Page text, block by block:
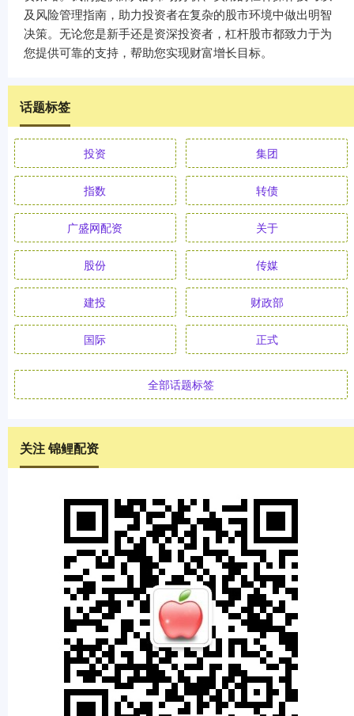
及风险管理指南，助力投资者在复杂的股市环境中做出明智
决策。无论您是新手还是资深投资者，杠杆股市都致力于为
您提供可靠的支持，帮助您实现财富增长目标。
话题标签
投资 集团
指数 转债
广盛网配资 关于
股份 传媒
建投 财政部
国际 正式
全部话题标签
关注 锦鲤配资